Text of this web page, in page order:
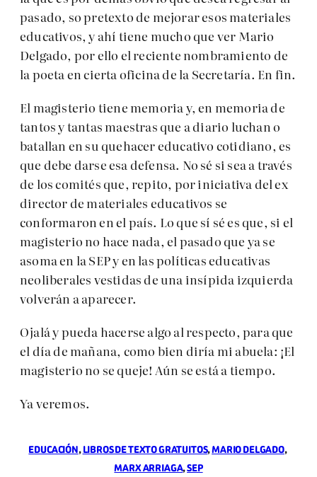
pasado, so pretexto de mejorar esos materiales
educativos, y ahí tiene mucho que ver Mario
Delgado, por ello el reciente nombramiento de
la poeta en cierta oficina de la Secretaría. En fin.
El magisterio tiene memoria y, en memoria de
tantos y tantas maestras que a diario luchan o
batallan en su quehacer educativo cotidiano, es
que debe darse esa defensa. No sé si sea a través
de los comités que, repito, por iniciativa del ex
director de materiales educativos se
conformaron en el país. Lo que sí sé es que, si el
magisterio no hace nada, el pasado que ya se
asoma en la SEP y en las políticas educativas
neoliberales vestidas de una insípida izquierda
volverán a aparecer.
Ojalá y pueda hacerse algo al respecto, para que
el día de mañana, como bien diría mi abuela: ¡El
magisterio no se queje! Aún se está a tiempo.
Ya veremos.
EDUCACIÓN, LIBROS DE TEXTO GRATUITOS, MARIO DELGADO,
MARX ARRIAGA, SEP